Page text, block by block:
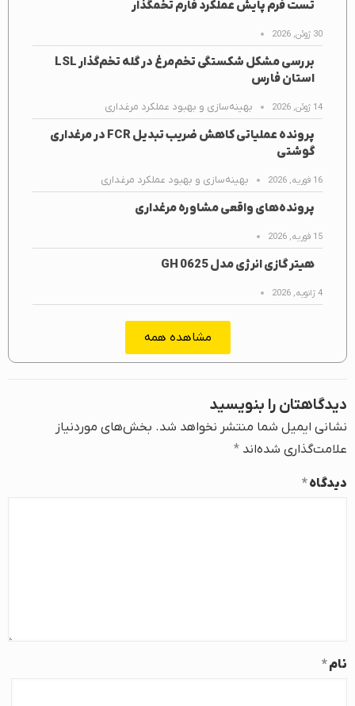
تست فرم پایش عملکرد فارم تخمگذار
30 ژوئن, 2026
بررسی مشکل شکستگی تخم‌مرغ در گله تخم‌گذار LSL
استان فارس
14 ژوئن, 2026 بهینه‌سازی و بهبود عملکرد مرغداری
پرونده عملیاتی کاهش ضریب تبدیل FCR در مرغداری
گوشتی
16 فوریه, 2026 بهینه‌سازی و بهبود عملکرد مرغداری
پرونده‌های واقعی مشاوره مرغداری
15 فوریه, 2026
هیتر گازی انرژی مدل GH 0625
4 ژانویه, 2026
مشاهده همه
دیدگاهتان را بنویسید
نشانی ایمیل شما منتشر نخواهد شد. بخش‌های موردنیاز
علامت‌گذاری شده‌اند *
دیدگاه*
نام*